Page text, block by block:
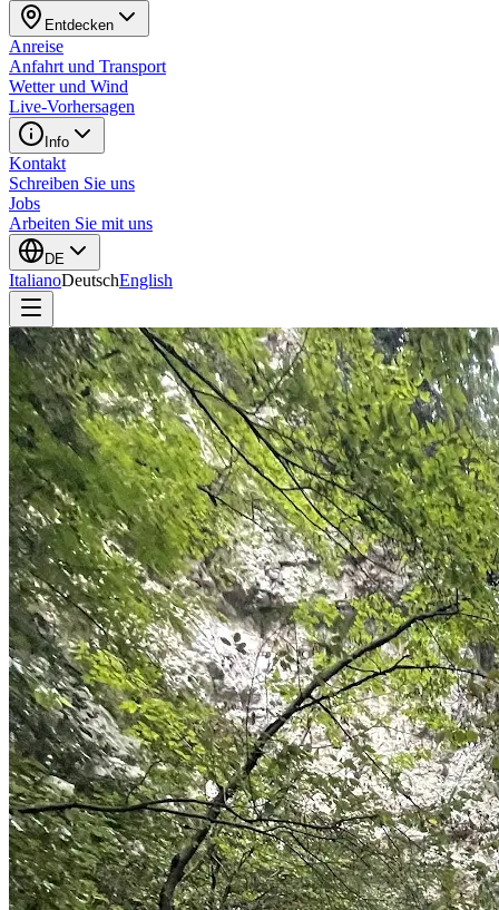
Entdecken
Anreise
Anfahrt und Transport
Wetter und Wind
Live-Vorhersagen
Info
Kontakt
Schreiben Sie uns
Jobs
Arbeiten Sie mit uns
DE
ItalianoDeutschEnglish